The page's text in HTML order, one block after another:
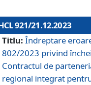
921/21.12.2023
Titlu: Îndreptare
802/2023 privind
Contractul de
regional integrat